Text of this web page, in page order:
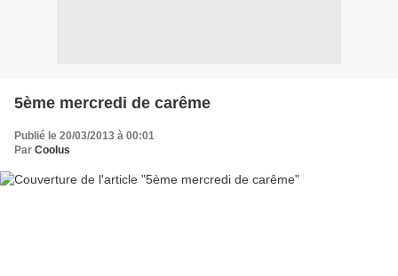
5ème mercredi de carême
Publié le 20/03/2013 à 00:01
Par Coolus